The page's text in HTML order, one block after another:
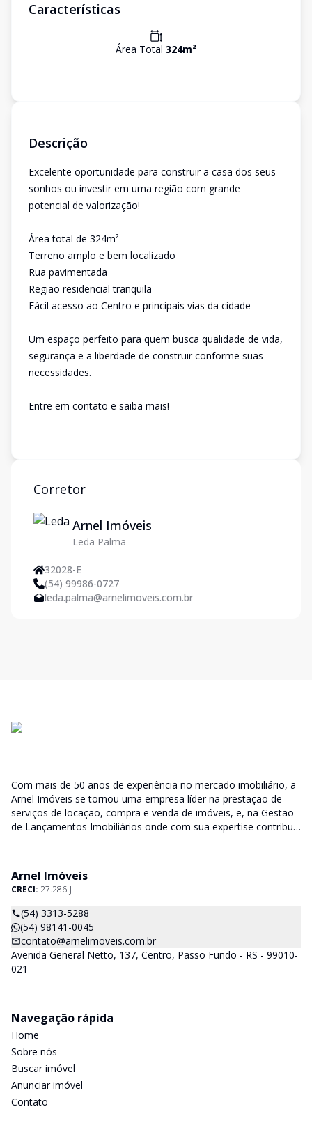
Características
Área Total 324m²
Descrição
Excelente oportunidade para construir a casa dos seus
sonhos ou investir em uma região com grande
potencial de valorização!
Área total de 324m²
Terreno amplo e bem localizado
Rua pavimentada
Região residencial tranquila
Fácil acesso ao Centro e principais vias da cidade
Um espaço perfeito para quem busca qualidade de vida,
segurança e a liberdade de construir conforme suas
necessidades.
Entre em contato e saiba mais!
Corretor
Arnel Imóveis
Leda Palma
32028-E
(54) 99986-0727
leda.palma@arnelimoveis.com.br
Com mais de 50 anos de experiência no mercado imobiliário, a
Arnel Imóveis se tornou uma empresa líder na prestação de
serviços de locação, compra e venda de imóveis, e, na Gestão
de Lançamentos Imobiliários onde com sua expertise contribui
responsabilidade do sucesso no lançamento das vendas.
Arnel Imóveis
CRECI: 27.286-J
(54) 3313-5288
(54) 98141-0045
contato@arnelimoveis.com.br
Avenida General Netto, 137, Centro, Passo Fundo - RS - 99010-
021
Navegação rápida
Home
Sobre nós
Buscar imóvel
Anunciar imóvel
Contato